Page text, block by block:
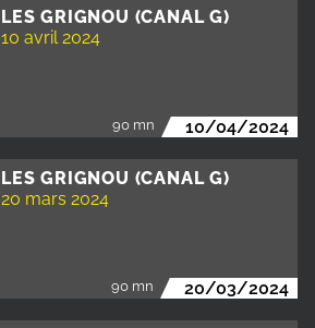
LES GRIGNOU (CANAL G)
10 avril 2024
90 mn 10/04/2024
LES GRIGNOU (CANAL G)
20 mars 2024
90 mn 20/03/2024